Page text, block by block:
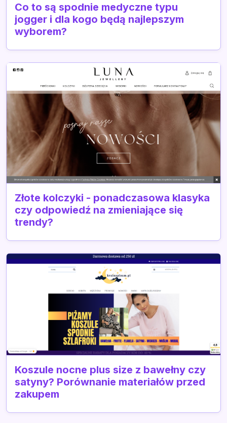
Co to są spodnie medyczne typu
jogger i dla kogo będą najlepszym
wyborem?
Złote kolczyki - ponadczasowa klasyka
czy odpowiedź na zmieniające się
trendy?
Koszule nocne plus size z bawełny czy
satyny? Porównanie materiałów przed
zakupem